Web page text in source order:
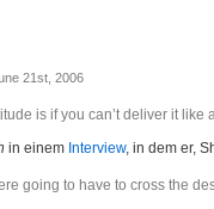
21st, 2006
is if you can’t deliver it like
in einem Interview, in dem er,
going to have to cross the